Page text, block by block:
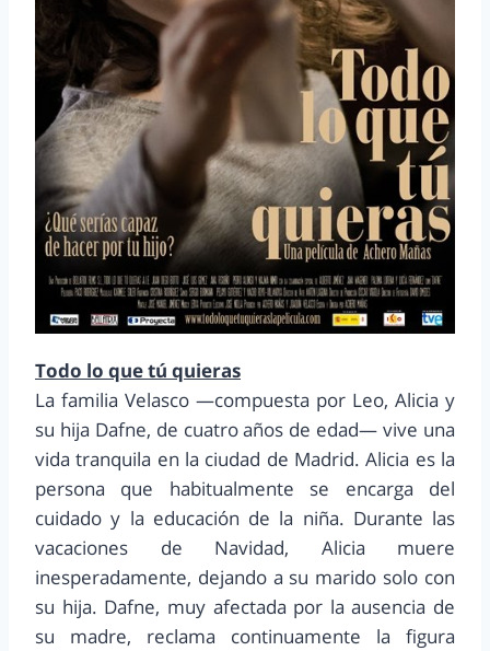
Todo lo que tú quieras
La familia Velasco —compuesta por Leo, Alicia y
su hija Dafne, de cuatro años de edad— vive una
vida tranquila en la ciudad de Madrid. Alicia es la
persona que habitualmente se encarga del
cuidado y la educación de la niña. Durante las
vacaciones de Navidad, Alicia muere
inesperadamente, dejando a su marido solo con
su hija. Dafne, muy afectada por la ausencia de
su madre, reclama continuamente la figura